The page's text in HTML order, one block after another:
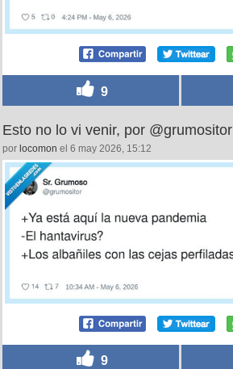
9
Esto no lo vi venir, por @grumositor
por locomon el 6 may 2026, 15:12
9